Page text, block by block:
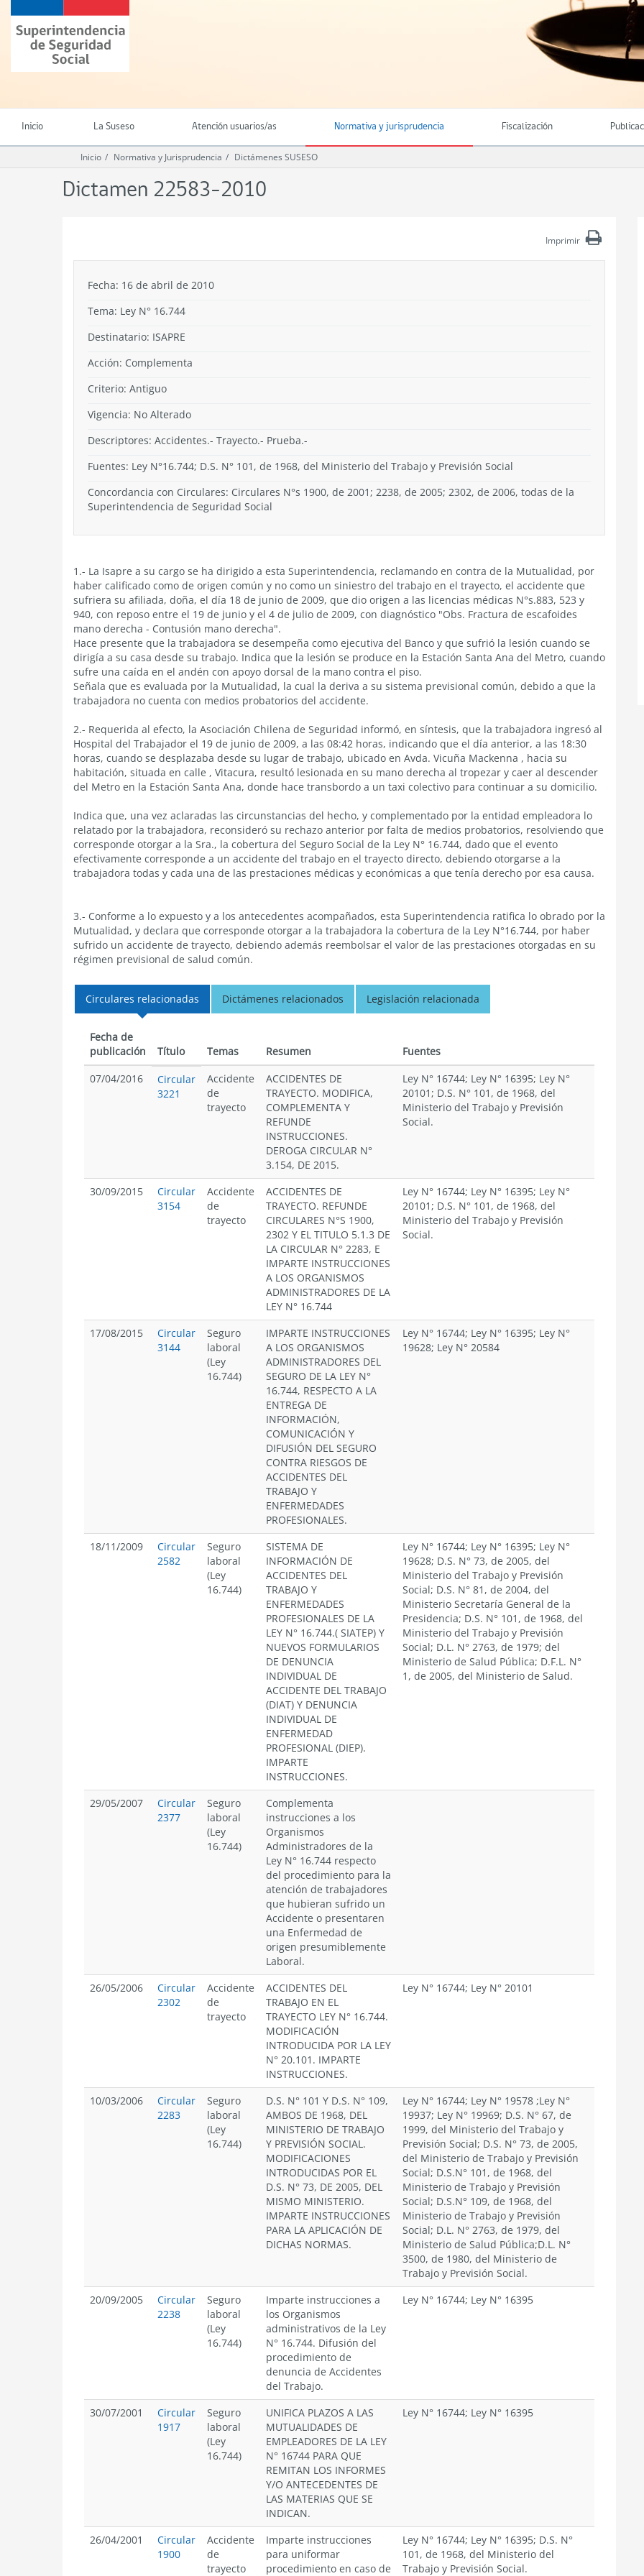
contenido
principal
Superintendencia
de
Seguridad
(SUSESO)
Chile
Inicio La Suseso Atención usuarios/as Normativa y jurisprudencia Fiscalización
Inicio Normativa y Jurisprudencia Dictámenes SUSESO
Dictamen 22583-2010
Imprimir
Fecha: 16 de abril de 2010
Tema: Ley N° 16.744
Destinatario: ISAPRE
Acción: Complementa
Criterio: Antiguo
Vigencia: No Alterado
Descriptores: Accidentes.- Trayecto.- Prueba.-
Fuentes: Ley N°16.744; D.S. N° 101, de 1968, del Ministerio del Trabajo y Previsión Social
Concordancia con Circulares: Circulares N°s 1900, de 2001; 2238, de 2005; 2302, de 2006, todas de la
Superintendencia de Seguridad Social
1.- La Isapre a su cargo se ha dirigido a esta Superintendencia, reclamando en contra de la Mutualidad, por
haber calificado como de origen común y no como un siniestro del trabajo en el trayecto, el accidente que
sufriera su afiliada, doña, el día 18 de junio de 2009, que dio origen a las licencias médicas N°s.883, 523 y
940, con reposo entre el 19 de junio y el 4 de julio de 2009, con diagnóstico "Obs. Fractura de escafoides
mano derecha - Contusión mano derecha".
Hace presente que la trabajadora se desempeña como ejecutiva del Banco y que sufrió la lesión cuando se
dirigía a su casa desde su trabajo. Indica que la lesión se produce en la Estación Santa Ana del Metro, cuando
sufre una caída en el andén con apoyo dorsal de la mano contra el piso.
Señala que es evaluada por la Mutualidad, la cual la deriva a su sistema previsional común, debido a que la
trabajadora no cuenta con medios probatorios del accidente.
2.- Requerida al efecto, la Asociación Chilena de Seguridad informó, en síntesis, que la trabajadora ingresó al
Hospital del Trabajador el 19 de junio de 2009, a las 08:42 horas, indicando que el día anterior, a las 18:30
horas, cuando se desplazaba desde su lugar de trabajo, ubicado en Avda. Vicuña Mackenna , hacia su
habitación, situada en calle , Vitacura, resultó lesionada en su mano derecha al tropezar y caer al descender
del Metro en la Estación Santa Ana, donde hace transbordo a un taxi colectivo para continuar a su domicilio.
Indica que, una vez aclaradas las circunstancias del hecho, y complementado por la entidad empleadora lo
relatado por la trabajadora, reconsideró su rechazo anterior por falta de medios probatorios, resolviendo que
corresponde otorgar a la Sra., la cobertura del Seguro Social de la Ley N° 16.744, dado que el evento
efectivamente corresponde a un accidente del trabajo en el trayecto directo, debiendo otorgarse a la
trabajadora todas y cada una de las prestaciones médicas y económicas a que tenía derecho por esa causa.
3.- Conforme a lo expuesto y a los antecedentes acompañados, esta Superintendencia ratifica lo obrado por la
Mutualidad, y declara que corresponde otorgar a la trabajadora la cobertura de la Ley N°16.744, por haber
sufrido un accidente de trayecto, debiendo además reembolsar el valor de las prestaciones otorgadas en su
régimen previsional de salud común.
Circulares relacionadas Dictámenes relacionados Legislación relacionada
Fecha de
publicación
Título Temas Resumen
Fuentes
07/04/2016
Circular
3221
Accidente
de
trayecto
ACCIDENTES DE
TRAYECTO. MODIFICA,
COMPLEMENTA Y
REFUNDE
INSTRUCCIONES.
DEROGA CIRCULAR N°
3.154, DE 2015.
Ley N° 16744; Ley N° 16395; Ley N°
20101; D.S. N° 101, de 1968, del
Ministerio del Trabajo y Previsión
Social.
30/09/2015
Circular
3154
Accidente
de
trayecto
ACCIDENTES DE
TRAYECTO. REFUNDE
CIRCULARES N°S 1900,
2302 Y EL TITULO 5.1.3 DE
LA CIRCULAR N° 2283, E
IMPARTE INSTRUCCIONES
A LOS ORGANISMOS
ADMINISTRADORES DE LA
LEY N° 16.744
Ley N° 16744; Ley N° 16395; Ley N°
20101; D.S. N° 101, de 1968, del
Ministerio del Trabajo y Previsión
Social.
17/08/2015
Circular
3144
Seguro
laboral
(Ley
16.744)
IMPARTE INSTRUCCIONES
A LOS ORGANISMOS
ADMINISTRADORES DEL
SEGURO DE LA LEY N°
16.744, RESPECTO A LA
ENTREGA DE
INFORMACIÓN,
COMUNICACIÓN Y
DIFUSIÓN DEL SEGURO
CONTRA RIESGOS DE
ACCIDENTES DEL
TRABAJO Y
ENFERMEDADES
PROFESIONALES.
Ley N° 16744; Ley N° 16395; Ley N°
19628; Ley N° 20584
18/11/2009
Circular
2582
Seguro
laboral
(Ley
16.744)
SISTEMA DE
INFORMACIÓN DE
ACCIDENTES DEL
TRABAJO Y
ENFERMEDADES
PROFESIONALES DE LA
LEY N° 16.744.( SIATEP) Y
NUEVOS FORMULARIOS
DE DENUNCIA
INDIVIDUAL DE
ACCIDENTE DEL TRABAJO
(DIAT) Y DENUNCIA
INDIVIDUAL DE
ENFERMEDAD
PROFESIONAL (DIEP).
IMPARTE
INSTRUCCIONES.
Ley N° 16744; Ley N° 16395; Ley N°
19628; D.S. N° 73, de 2005, del
Ministerio del Trabajo y Previsión
Social; D.S. N° 81, de 2004, del
Ministerio Secretaría General de la
Presidencia; D.S. N° 101, de 1968, del
Ministerio del Trabajo y Previsión
Social; D.L. N° 2763, de 1979; del
Ministerio de Salud Pública; D.F.L. N°
1, de 2005, del Ministerio de Salud.
29/05/2007
Circular
2377
Seguro
laboral
(Ley
16.744)
Complementa
instrucciones a los
Organismos
Administradores de la
Ley N° 16.744 respecto
del procedimiento para la
atención de trabajadores
que hubieran sufrido un
Accidente o presentaren
una Enfermedad de
origen presumiblemente
Laboral.
26/05/2006
Circular
2302
Accidente
de
trayecto
ACCIDENTES DEL
TRABAJO EN EL
TRAYECTO LEY N° 16.744.
MODIFICACIÓN
INTRODUCIDA POR LA LEY
N° 20.101. IMPARTE
INSTRUCCIONES.
Ley N° 16744; Ley N° 20101
10/03/2006
Circular
2283
Seguro
laboral
(Ley
16.744)
D.S. N° 101 Y D.S. N° 109,
AMBOS DE 1968, DEL
MINISTERIO DE TRABAJO
Y PREVISIÓN SOCIAL.
MODIFICACIONES
INTRODUCIDAS POR EL
D.S. N° 73, DE 2005, DEL
MISMO MINISTERIO.
IMPARTE INSTRUCCIONES
PARA LA APLICACIÓN DE
DICHAS NORMAS.
Ley N° 16744; Ley N° 19578 ;Ley N°
19937; Ley N° 19969; D.S. N° 67, de
1999, del Ministerio del Trabajo y
Previsión Social; D.S. N° 73, de 2005,
del Ministerio de Trabajo y Previsión
Social; D.S.N° 101, de 1968, del
Ministerio de Trabajo y Previsión
Social; D.S.N° 109, de 1968, del
Ministerio de Trabajo y Previsión
Social; D.L. N° 2763, de 1979, del
Ministerio de Salud Pública;D.L. N°
3500, de 1980, del Ministerio de
Trabajo y Previsión Social.
20/09/2005
Circular
2238
Seguro
laboral
(Ley
16.744)
Imparte instrucciones a
los Organismos
administrativos de la Ley
N° 16.744. Difusión del
procedimiento de
denuncia de Accidentes
del Trabajo.
Ley N° 16744; Ley N° 16395
30/07/2001
Circular
1917
Seguro
laboral
(Ley
16.744)
UNIFICA PLAZOS A LAS
MUTUALIDADES DE
EMPLEADORES DE LA LEY
N° 16744 PARA QUE
REMITAN LOS INFORMES
Y/O ANTECEDENTES DE
LAS MATERIAS QUE SE
INDICAN.
Ley N° 16744; Ley N° 16395
26/04/2001
Circular
1900
Accidente
de
trayecto
Imparte instrucciones
para uniformar
procedimiento en caso de
Ley N° 16744; Ley N° 16395; D.S. N°
101, de 1968, del Ministerio del
Trabajo y Previsión Social.